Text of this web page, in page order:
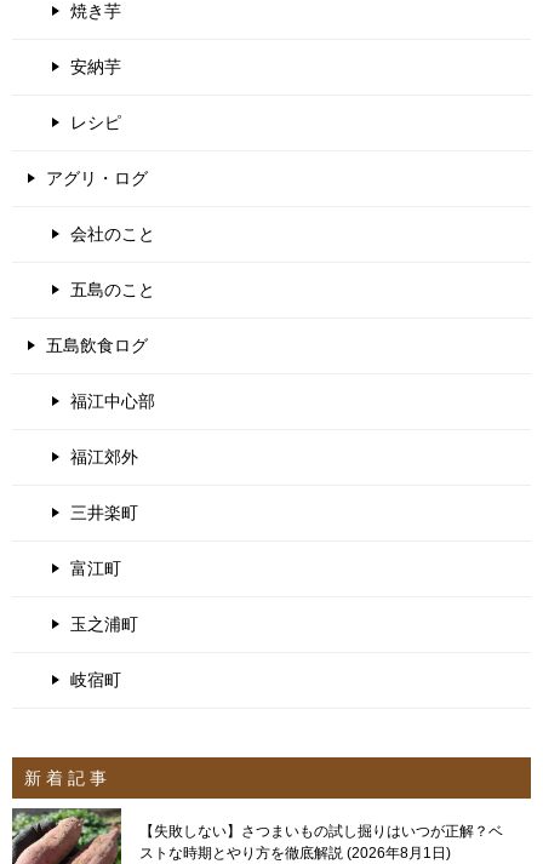
焼き芋
安納芋
レシピ
アグリ・ログ
会社のこと
五島のこと
五島飲食ログ
福江中心部
福江郊外
三井楽町
富江町
玉之浦町
岐宿町
新 着 記 事
【失敗しない】さつまいもの試し掘りはいつが正解？ベ
ストな時期とやり方を徹底解説 2026年8月1日